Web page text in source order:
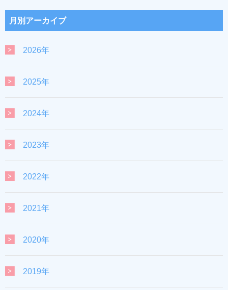
月別アーカイブ
2026年
2025年
2024年
2023年
2022年
2021年
2020年
2019年